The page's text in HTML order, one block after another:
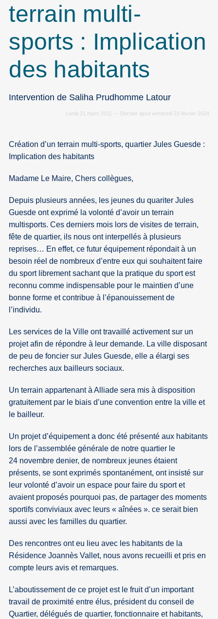
terrain multi-
sports : Implication
des habitants
Intervention de Saliha Prudhomme Latour
Lundi 21 mars 2011 — Dernier ajout vendredi 23 février 2024
Création d’un terrain multi-sports, quartier Jules Guesde :
Implication des habitants
Madame Le Maire, Chers collègues,
Depuis plusieurs années, les jeunes du quariter Jules
Guesde ont exprimé la volonté d’avoir un terrain
multisports. Ces derniers mois lors de visites de terrain,
fête de quartier, ils nous ont interpellés à plusieurs
reprises… En effet, ce futur équipement répondait à un
besoin réel de nombreux d’entre eux qui souhaitent faire
du sport librement sachant que la pratique du sport est
reconnu comme indispensable pour le maintien d’une
bonne forme et contribue à l’épanouissement de
l’individu.
Les services de la Ville ont travaillé activement sur un
projet afin de répondre à leur demande. La ville disposant
de peu de foncier sur Jules Guesde, elle a élargi ses
recherches aux bailleurs sociaux.
Un terrain appartenant à Alliade sera mis à disposition
gratuitement par le biais d’une convention entre la ville et
le bailleur.
Un projet d’équipement a donc été présenté aux habitants
lors de l’assemblée générale de notre quartier le
24 novembre denier, de nombreux jeunes étaient
présents, se sont exprimés spontanément, ont insisté sur
leur volonté d’avoir un espace pour faire du sport et
avaient proposés pourquoi pas, de partager des moments
sportifs conviviaux avec leurs « aînées ». ce serait bien
aussi avec les familles du quartier.
Des rencontres ont eu lieu avec les habitants de la
Résidence Joannès Vallet, nous avons recueilli et pris en
compte leurs avis et remarques.
L’aboutissement de ce projet est le fruit d’un important
travail de proximité entre élus, président du conseil de
Quartier, délégués de quartier, fonctionnaire et habitants,